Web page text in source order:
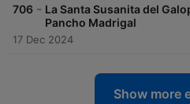
706 - La Santa Susanita del
Pancho Madrigal
17 Dec 2024
Show more